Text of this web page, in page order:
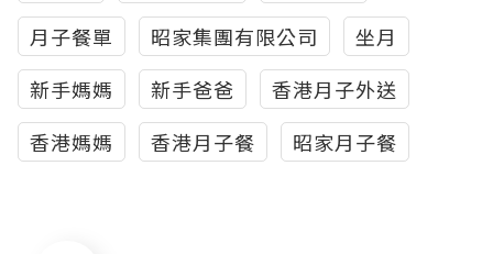
月子餐單
昭家集團有限公司
坐月
新手媽媽
新手爸爸
香港月子外送
香港媽媽
香港月子餐 昭家月子餐